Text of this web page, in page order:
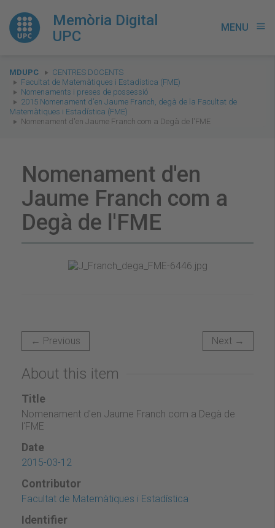
Memòria Digital
UPC
MENU menu
You
are
here:
MDUPC
CENTRES DOCENTS
Facultat de Matemàtiques i Estadística (FME)
Nomenaments i preses de possessió
2015 Nomenament d'en Jaume Franch, degà de la Facultat de
Matemàtiques i Estadística (FME)
Nomenament d'en Jaume Franch com a Degà de l'FME
Nomenament d'en
Jaume Franch com a
Degà de l'FME
← Previous Next →
About this item
Title
Nomenament d'en Jaume Franch com a Degà de
l'FME
Date
2015-03-12
Contributor
Facultat de Matemàtiques i Estadística
Identifier